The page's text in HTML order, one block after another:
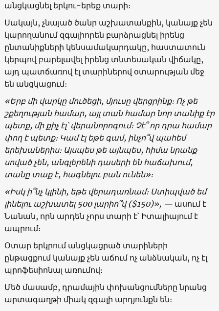
անցկացնել երկու-երեք տարի։
Սակայն, չնայած ծանր աշխատանքին, կանայք չեն
կարողանում զգալիորեն բարձրացնել իրենց
ընտանիքների կենսամակարդակը, հաստատուն
կերպով բարելավել իրենց տնտեսական վիճակը,
այդ պատճառով էլ տարիներով օտարության մեջ
են անցկացում։
«Երբ մի վարկը մուծեցի, մյուսը վերցրինք։ Ոչ թե
շքեղության համար, այլ տան համար նոր տանիք էր
պետք, մի քիչ էլ՝ վերանորոգում։ Չէ՞ որ դրա համար
փող է պետք։ Կամ էլ եթե գամ, ինչո՞վ պահեմ
երեխաներիս։ Այսպես թե այնպես, հիմա նրանք
սոված չեն, անգլերենի դասերի են հաճախում,
տանը տաք է, հագնելու բան ունեն»։
«Իսկ ի՞նչ կլինի, եթե վերադառնամ։ Ստիպված եմ
լինելու աշխատել 500 լարիո՞վ ($150)», —ասում է
Նանան, որն արդեն չորս տարի է՝ Իտալիայում է
ապրում։
Օտար երկրում անցկացրած տարիների
ընթացքում կանայք չեն աճում ոչ անձնական, ոչ էլ
պրոֆեսիոնալ առումով։
Մեծ մասամբ, դրամային փոխանցումները նրանց
արտագաղթի միակ զգալի արդյունքն են։